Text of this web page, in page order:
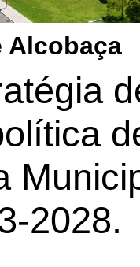
Alcobaça
2028.